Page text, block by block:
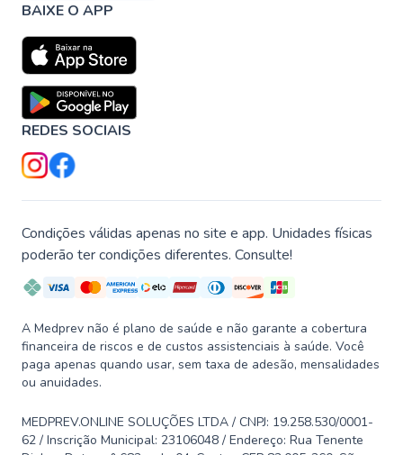
BAIXE O APP
REDES SOCIAIS
Condições válidas apenas no site e app. Unidades físicas
poderão ter condições diferentes. Consulte!
A Medprev não é plano de saúde e não garante a cobertura
financeira de riscos e de custos assistenciais à saúde. Você
paga apenas quando usar, sem taxa de adesão, mensalidades
ou anuidades.
MEDPREV.ONLINE SOLUÇÕES LTDA / CNPJ: 19.258.530/0001-
62 / Inscrição Municipal: 23106048 / Endereço: Rua Tenente